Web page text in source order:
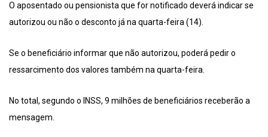
O aposentado ou pensionista que for notificado deverá indicar se
autorizou ou não o desconto já na quarta-feira (14).
Se o beneficiário informar que não autorizou, poderá pedir o
ressarcimento dos valores também na quarta-feira.
No total, segundo o INSS, 9 milhões de beneficiários receberão a
mensagem.